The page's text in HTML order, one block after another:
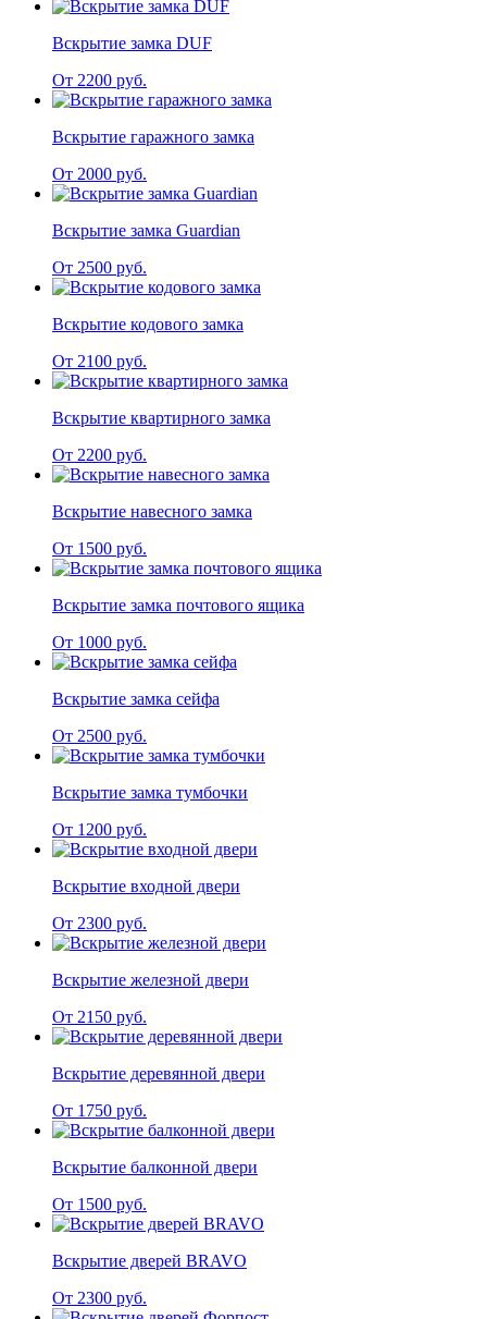
Вскрытие замка DUF
От 2200 руб.
Вскрытие гаражного замка
От 2000 руб.
Вскрытие замка Guardian
От 2500 руб.
Вскрытие кодового замка
От 2100 руб.
Вскрытие квартирного замка
От 2200 руб.
Вскрытие навесного замка
От 1500 руб.
Вскрытие замка почтового ящика
От 1000 руб.
Вскрытие замка сейфа
От 2500 руб.
Вскрытие замка тумбочки
От 1200 руб.
Вскрытие входной двери
От 2300 руб.
Вскрытие железной двери
От 2150 руб.
Вскрытие деревянной двери
От 1750 руб.
Вскрытие балконной двери
От 1500 руб.
Вскрытие дверей BRAVO
От 2300 руб.